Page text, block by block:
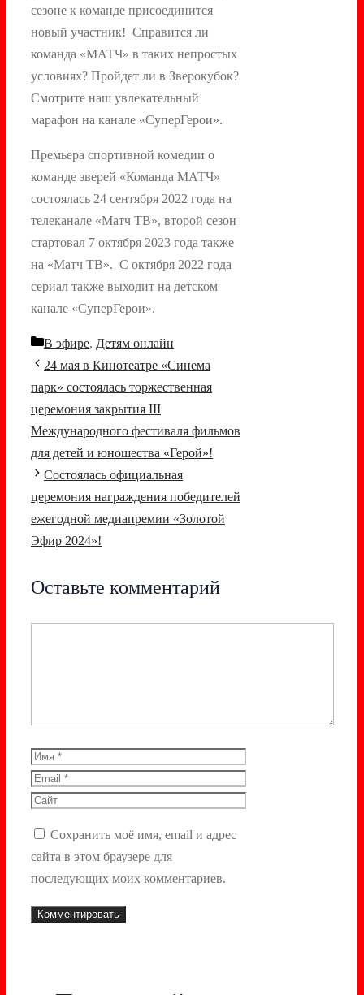
сезоне к команде присоединится
новый участник! Справится ли
команда «МАТЧ» в таких непростых
условиях? Пройдет ли в Зверокубок?
Смотрите наш увлекательный
марафон на канале «СуперГерои».
Премьера спортивной комедии о
команде зверей «Команда МАТЧ»
состоялась 24 сентября 2022 года на
телеканале «Матч ТВ», второй сезон
стартовал 7 октября 2023 года также
на «Матч ТВ». С октября 2022 года
сериал также выходит на детском
канале «СуперГерои».
Рубрики
В эфире, Детям онлайн
Навигация
записи
24 мая в Кинотеатре «Синема
парк» состоялась торжественная
церемония закрытия III
Международного фестиваля фильмов
для детей и юношества «Герой»!
Состоялась официальная
церемония награждения победителей
ежегодной медиапремии «Золотой
Эфир 2024»!
Оставьте комментарий
Имя
Email
Сайт
Сохранить моё имя, email и адрес
сайта в этом браузере для
последующих моих комментариев.